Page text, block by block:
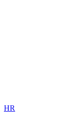
HR